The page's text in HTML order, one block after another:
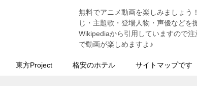
無料でアニメ動画を楽しみましょう
じ・主題歌・登場人物・声優などを
Wikipediaから引用していますので
で動画が楽しめますよ♪
東方Project 格安のホテル サイトマップです